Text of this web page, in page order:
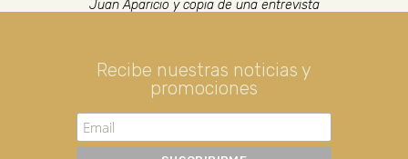
Juan Aparicio y copia de una entrevista
Recibe nuestras noticias y
promociones